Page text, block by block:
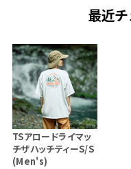
最近
TSアロードライマッ
チザハッチティーS/S
(Men's)